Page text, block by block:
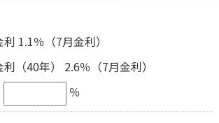
1.1％（7月金利）
（40年） 2.6％（7月金利）
％